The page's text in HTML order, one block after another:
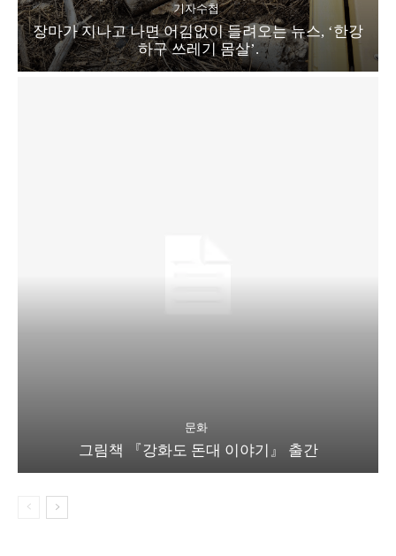
기자수첩
장마가 지나고 나면 어김없이 들려오는 뉴스, ‘한강
하구 쓰레기 몸살’.
문화
그림책 『강화도 돈대 이야기』 출간